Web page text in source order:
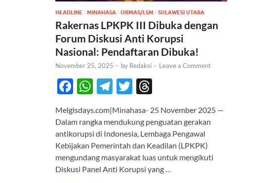
HEADLINE / MINAHASA / ORMAS/LSM / SULAWESI UTARA
Rakernas LPKPK III Dibuka dengan
Forum Diskusi Anti Korupsi
Nasional: Pendaftaran Dibuka!
November 25, 2025 - by Redaksi - Leave a Comment
F
e
b
o
o
W
at
s
A
p
T
e
gr
a
m
T
itt
er
e
a
ds
Melgisdays.com|Minahasa- 25 November 2025 —
Dalam rangka mendukung penguatan gerakan
antikorupsi di Indonesia, Lembaga Pengawal
Kebijakan Pemerintah dan Keadilan (LPKPK)
mengundang masyarakat luas untuk mengikuti
Diskusi Panel Anti Korupsi yang …